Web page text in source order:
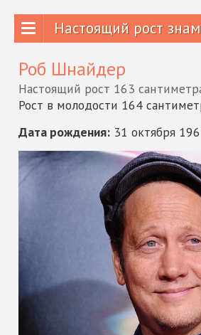
Настоящий рост
Роб Шнайдер
Настоящий рост 163
Рост в молодости 164
Дата рождения: 31 октября